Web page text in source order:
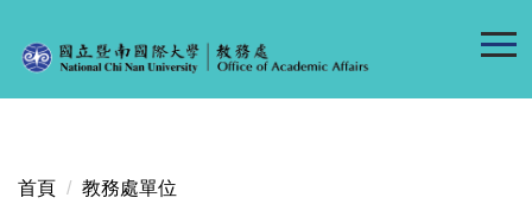
到
主
要
區
首頁 教務處單位